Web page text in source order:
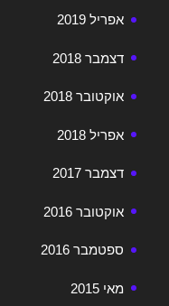
אפריל 2019
דצמבר 2018
אוקטובר 2018
אפריל 2018
דצמבר 2017
אוקטובר 2016
ספטמבר 2016
מאי 2015